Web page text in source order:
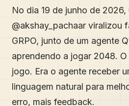
No dia 19 de junho de
@akshay_pachaar viralizou
GRPO, junto de um agente
aprendendo a jogar 2048.
jogo. Era o agente receber
linguagem natural para
erro, mais feedback.